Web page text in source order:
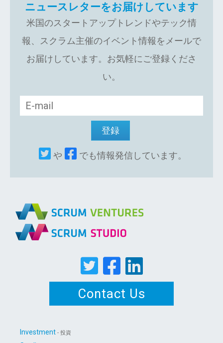
ニュースレターをお届けしています
米国のスタートアップトレンドやテック情
報、スクラム主催のイベント情報をメールで
お届けしています。お気軽にご登録くださ
い。
や でも情報発信しています。
Contact Us
Investment - 投資